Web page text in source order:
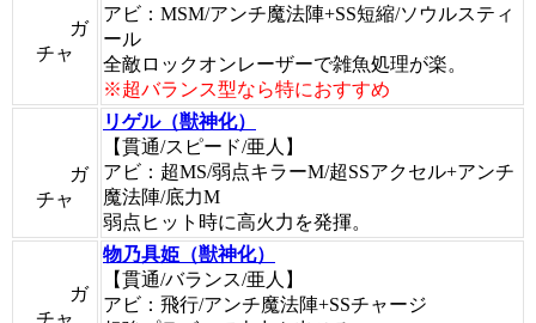
ガ
チャ
アビ：MSM/アンチ魔法陣+SS短縮/ソウルスティ
ール
全敵ロックオンレーザーで雑魚処理が楽。
※超バランス型なら特におすすめ
ガ
チャ
リゲル（獣神化）
【貫通/スピード/亜人】
アビ：超MS/弱点キラーM/超SSアクセル+アンチ
魔法陣/底力M
弱点ヒット時に高火力を発揮。
ガ
チャ
物乃具姫（獣神化）
【貫通/バランス/亜人】
アビ：飛行/アンチ魔法陣+SSチャージ